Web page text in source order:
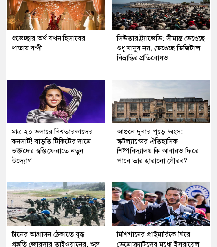
শুভেচ্ছার অর্থ যখন হিসাবের
খাতায় বন্দী
সিউতার ট্র্যাজেডি: সীমান্ত ভেঙেছে
শুধু মানুষ নয়, ভেঙেছে ডিজিটাল
বিভ্রান্তির প্রতিরোধও
মাত্র ২০ ডলারে বিশ্বতারকাদের
কনসার্ট! বাড়তি টিকিটের দামে
ভক্তদের স্বস্তি ফেরাতে নতুন
উদ্যোগ
আগুনে দুবার পুড়ে ধ্বংস:
স্কটল্যান্ডের ঐতিহাসিক
শিল্পবিদ্যালয় কি আবারও ফিরে
পাবে তার হারানো গৌরব?
চীনের আগ্রাসন ঠেকাতে যুদ্ধ
প্রস্তুতি জোরদার তাইওয়ানের, শুরু
মিশিগানের প্রাইমারিকে ঘিরে
ডেমোক্র্যাটদের মধ্যে ইসরায়েল